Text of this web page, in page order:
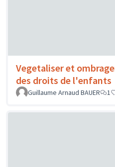
Vegetaliser et
des droits de l'enfants
Guillaume Arnaud BAUER
1